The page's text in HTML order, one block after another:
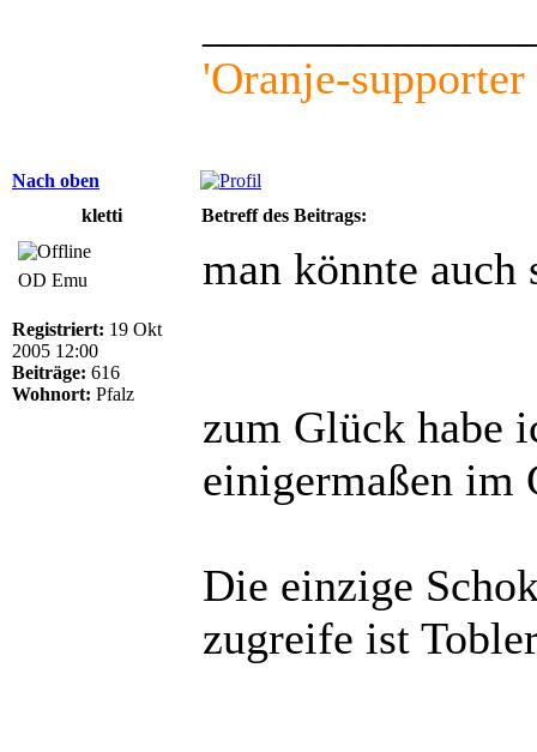
'Oranje-
Nach oben
kletti
Betreff des Beitrags:
OD Emu
Registriert: 19 Okt
2005 12:00
Beiträge: 616
Wohnort: Pfalz
man könnte
zum Glück habe
einigermaßen im
Die einzige
zugreife ist